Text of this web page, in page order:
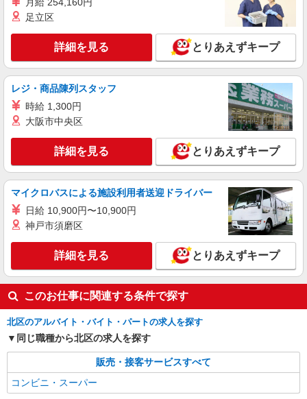
キープ 詳細を見る
アルバイト
ライフ北赤羽店（店舗コード827）
時給1,235円 高校生 時給1,235円
ライフ北赤羽店 東京都北区浮間3-2-9
キープ 詳細を見る
足立区
詳細を見る とりあえずキープ
レジ・商品陳列スタッフ
時給 1,300円
大阪市中央区
詳細を見る とりあえずキープ
マイクロバスによる施設利用者送迎ドライバー
日給 10,900円〜10,900円
神戸市須磨区
詳細を見る とりあえずキープ
このお仕事に関連する条件で探す
北区のアルバイト・バイト・パートの求人を探す
同じ職種から北区の求人を探す
販売・接客サービスすべて
コンビニ・スーパー